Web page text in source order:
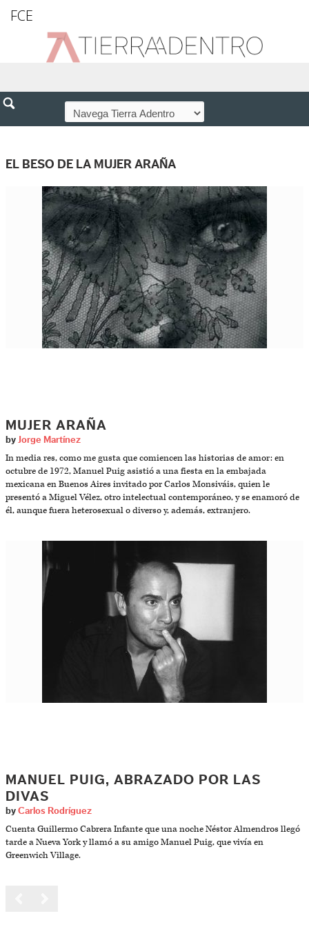
FCE
EL BESO DE LA MUJER ARAÑA
MUJER ARAÑA
by Jorge Martínez
In media res, como me gusta que comiencen las historias de amor: en
octubre de 1972, Manuel Puig asistió a una fiesta en la embajada
mexicana en Buenos Aires invitado por Carlos Monsiváis, quien le
presentó a Miguel Vélez, otro intelectual contemporáneo, y se enamoró de
él, aunque fuera heterosexual o diverso y, además, extranjero.
MANUEL PUIG, ABRAZADO POR LAS
DIVAS
by Carlos Rodríguez
Cuenta Guillermo Cabrera Infante que una noche Néstor Almendros llegó
tarde a Nueva York y llamó a su amigo Manuel Puig, que vivía en
Greenwich Village.